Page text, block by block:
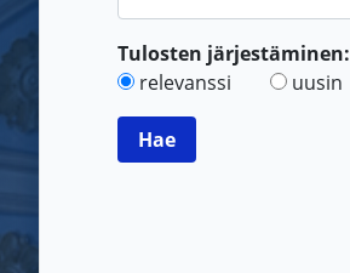
Tulosten järjestäminen:
relevanssi
uusin